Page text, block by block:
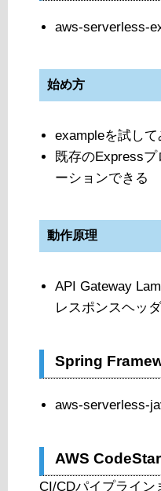
aws-serverless-
始め方
exampleを試して
既存のExpress
ーションできる
動作原理
API Gateway
レスポンスヘッ
Spring
aws-serverless-
AWS CodeStar
CI/CDパイプライン